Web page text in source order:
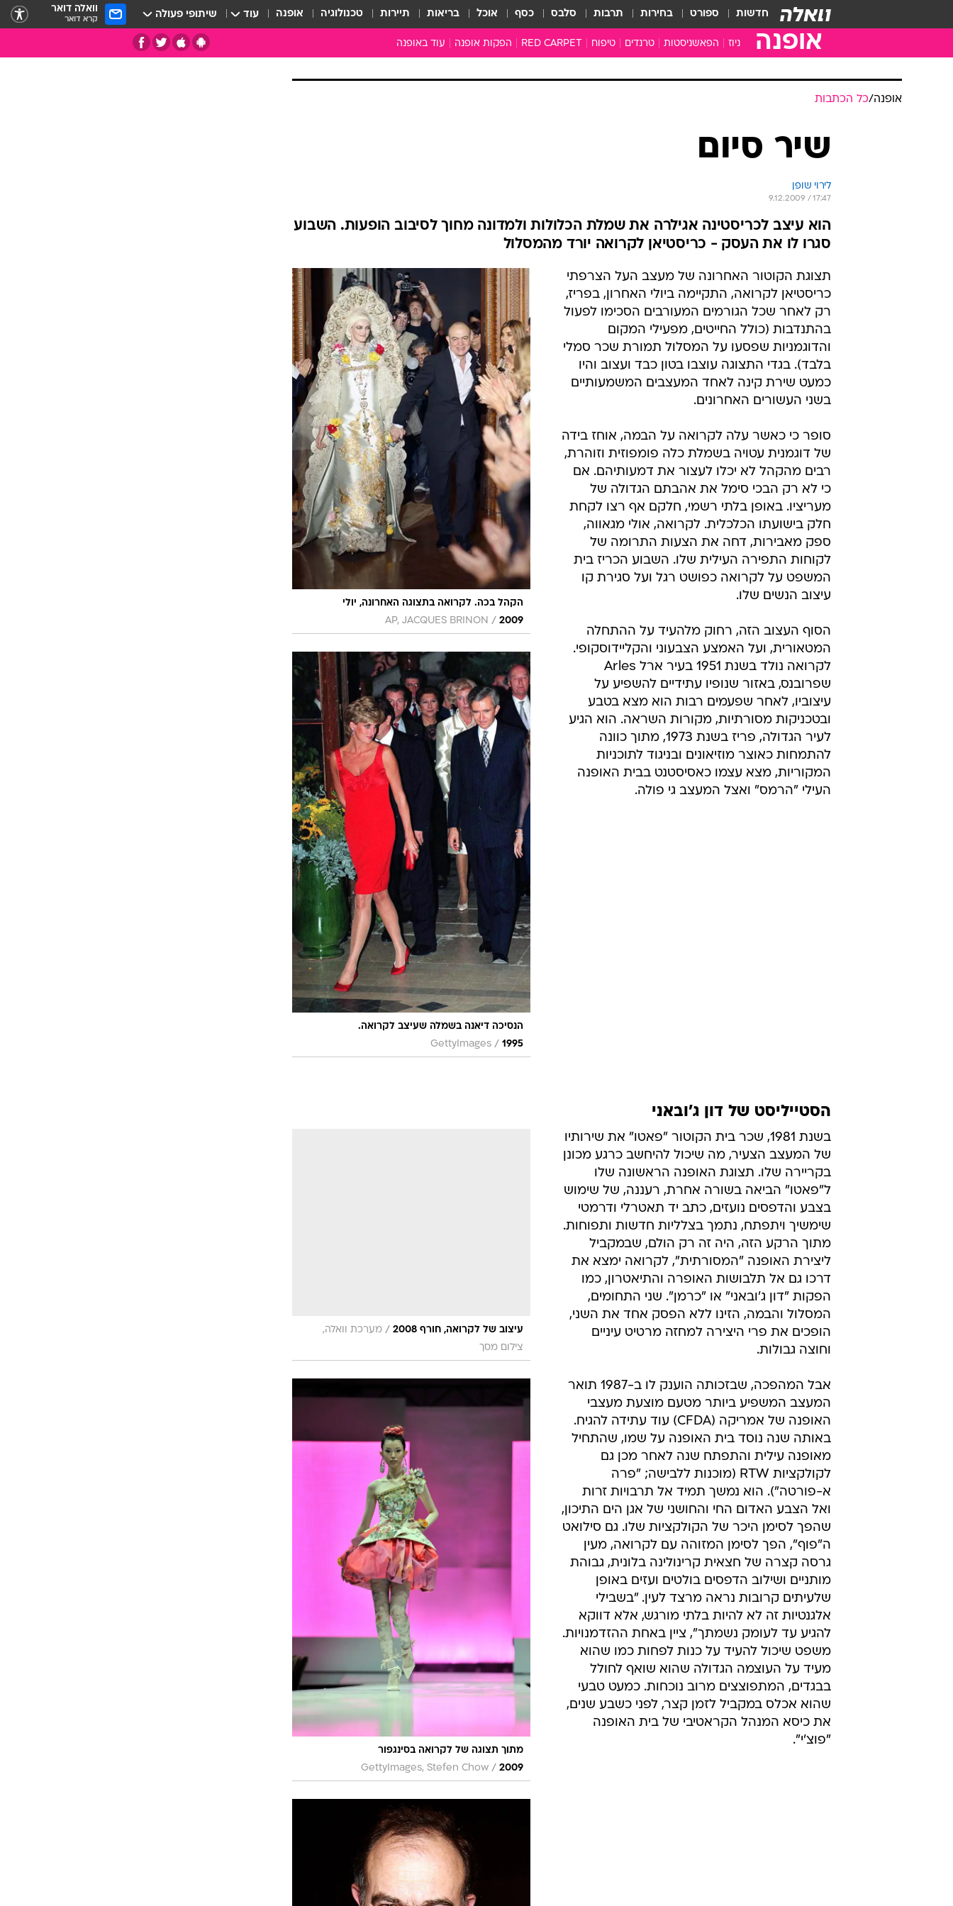
חדשות ספורט בחירות תרבות סלבס כסף אוכל בריאות תיירות טכנולוגיה אופנה עוד שיתופי פעולה וואלה דואר
קרא דואר
אופנה ניוז הפאשניסטות טרנדים טיפוח RED CARPET הפקות אופנה עוד באופנה
מלתחה מלאה
סבתא שיק
אופנה ברשת
שיער וסטייל
סטייל ID
נעליים ואקססוריז
שמלות כלה
אג'נדה
דוגמנית השבוע
אופנה/כל הכתבות
שיר סיום
לירוי שופן
9.12.2009 / 17:47
הוא עיצב לכריסטינה אגילרה את שמלת הכלולות ולמדונה מחוך לסיבוב הופעות. השבוע
סגרו לו את העסק - כריסטיאן לקרואה יורד מהמסלול
הקהל בכה. לקרואה בתצוגה האחרונה, יולי
2009
/
AP, JACQUES BRINON
הנסיכה דיאנה בשמלה שעיצב לקרואה.
1995
/
GettyImages
תצוגת הקוטור האחרונה של מעצב העל הצרפתי
כריסטיאן לקרואה, התקיימה ביולי האחרון, בפריז,
רק לאחר שכל הגורמים המעורבים הסכימו לפעול
בהתנדבות (כולל החייטים, מפעילי המקום
והדוגמניות שפסעו על המסלול תמורת שכר סמלי
בלבד). בגדי התצוגה עוצבו בטון כבד ועצוב והיו
כמעט שירת קינה לאחד המעצבים המשמעותיים
בשני העשורים האחרונים.
סופר כי כאשר עלה לקרואה על הבמה, אוחז בידה
של דוגמנית עטויה בשמלת כלה פומפוזית וזוהרת,
רבים מהקהל לא יכלו לעצור את דמעותיהם. אם
כי לא רק הבכי סימל את אהבתם הגדולה של
מעריציו. באופן בלתי רשמי, חלקם אף רצו לקחת
חלק בישועתו הכלכלית. לקרואה, אולי מגאווה,
ספק מאבירות, דחה את הצעות התרומה של
לקוחות התפירה העילית שלו. השבוע הכריז בית
המשפט על לקרואה כפושט רגל ועל סגירת קו
עיצוב הנשים שלו.
הסוף העצוב הזה, רחוק מלהעיד על ההתחלה
המטאורית, ועל האמצע הצבעוני והקליידוסקופי.
לקרואה נולד בשנת 1951 בעיר ארל Arles
שפרובנס, באזור שנופיו עתידיים להשפיע על
עיצוביו, לאחר שפעמים רבות הוא מצא בטבע
ובטכניקות מסורתיות, מקורות השראה. הוא הגיע
לעיר הגדולה, פריז בשנת 1973, מתוך כוונה
להתמחות כאוצר מוזיאונים ובניגוד לתוכניות
המקוריות, מצא עצמו כאסיסטנט בבית האופנה
העילי "הרמס" ואצל המעצב גי פולה.
הסטייליסט של דון ג'ובאני
עיצוב של לקרואה, חורף 2008 / מערכת וואלה,
צילום מסך
מתוך תצוגה של לקרואה בסינגפור
2009
/
GettyImages, Stefen Chow
בשנת 1981, שכר בית הקוטור "פאטו" את שירותיו
של המעצב הצעיר, מה שיכול להיחשב כרגע מכונן
בקריירה שלו. תצוגת האופנה הראשונה שלו
ל"פאטו" הביאה בשורה אחרת, רעננה, של שימוש
בצבע והדפסים נועזים, כתב יד תאטרלי ודרמטי
שימשיך ויתפתח, נתמך בצלליות חדשות ותפוחות.
מתוך הרקע הזה, היה זה רק הולם, שבמקביל
ליצירת האופנה "המסורתית", לקרואה ימצא את
דרכו גם אל תלבושות האופרה והתיאטרון, כמו
הפקות "דון ג'ובאני" או "כרמן". שני התחומים,
המסלול והבמה, הזינו ללא הפסק אחד את השני,
הופכים את פרי היצירה למחזה מרטיט עיניים
וחוצה גבולות.
אבל המהפכה, שבזכותה הוענק לו ב-1987 תואר
המעצב המשפיע ביותר מטעם מוצעת מעצבי
האופנה של אמריקה (CFDA) עוד עתידה להגיח.
באותה שנה נוסד בית האופנה על שמו, שהתחיל
מאופנה עילית והתפתח שנה לאחר מכן גם
לקולקציות RTW (מוכנות ללבישה; "פרה
א-פורטה"). הוא נמשך תמיד אל תרבויות זרות
ואל הצבע האדום החי והחושני של אגן הים התיכון,
שהפך לסימן היכר של הקולקציות שלו. גם סילואט
ה"פוף", הפך לסימן המזוהה עם לקרואה, מעין
גרסה קצרה של חצאית קרינולינה בלונית, גבוהת
מותניים ושילוב הדפסים בולטים ועזים באופן
שלעיתים קרובות נראה מרצד לעין. "בשבילי
אלגנטיות זה לא להיות בלתי מורגש, אלא דווקא
להגיע עד לעומק נשמתך", ציין באחת ההזדמנויות.
משפט שיכול להעיד על כנות לפחות כמו שהוא
מעיד על העוצמה הגדולה שהוא שואף לחולל
בבגדים, המתפוצצים מרוב נוכחות. כמעט טבעי
שהוא אכלס במקביל לזמן קצר, לפני כשבע שנים,
את כיסא המנהל הקראטיבי של בית האופנה
"פוצ'י".